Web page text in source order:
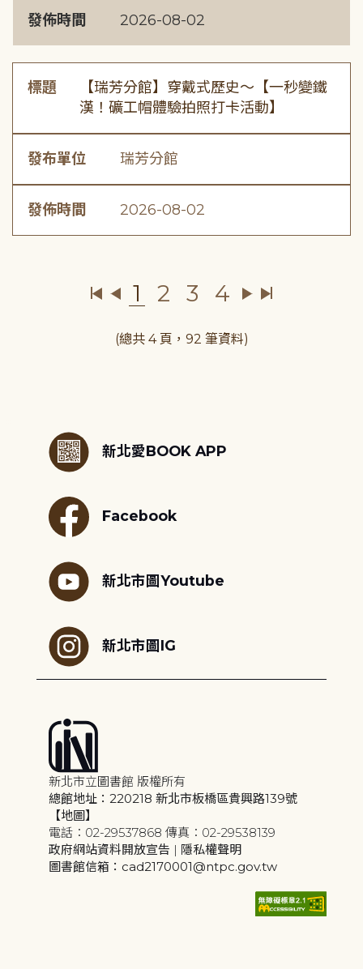
發佈時間 2026-08-02
標題
【瑞芳分館】穿戴式歷史〜【一秒變鐵
漢！礦工帽體驗拍照打卡活動】
發布單位 瑞芳分館
發佈時間 2026-08-02
1 2 3 4
(總共 4 頁，92 筆資料)
新北愛BOOK APP
Facebook
新北市圖Youtube
新北市圖IG
新北市立圖書館 版權所有
總館地址：220218 新北市板橋區貴興路139號
【地圖】
電話：02-29537868 傳真：02-29538139
政府網站資料開放宣告 | 隱私權聲明
圖書館信箱：cad2170001@ntpc.gov.tw